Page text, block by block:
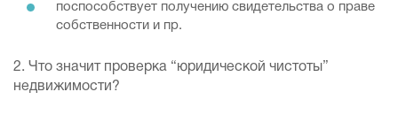
поспособствует получению свидетельства о праве
собственности и пр.
2. Что значит проверка “юридической чистоты”
недвижимости?